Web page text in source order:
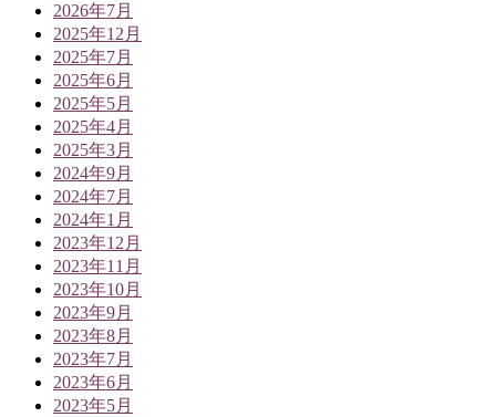
2026年7月
2025年12月
2025年7月
2025年6月
2025年5月
2025年4月
2025年3月
2024年9月
2024年7月
2024年1月
2023年12月
2023年11月
2023年10月
2023年9月
2023年8月
2023年7月
2023年6月
2023年5月